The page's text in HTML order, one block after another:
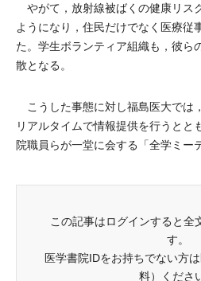
やがて，放射線被ばくの健康リス
ようになり，住民だけでなく医療従
た。学生ボランティア組織も，彼ら
散となる。
こうした事態に対し福島医大では
リアルタイムで情報提供を行うとと
院職員らが一堂に会する「全学ミー
この記事はログインすると全
す。
医学書院IDをお持ちでない方
料）くださ